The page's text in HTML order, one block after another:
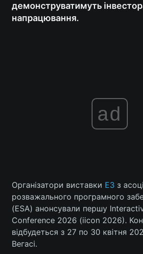
Головна Війна
Україна
демонструватимуть
напрацювання.
ad
Організатори виставки E3 з
розважального програмного
(ESA) анонсували першу
Conference 2026 (iicon 2026).
відбудеться з 27 по 30 квітня
Вегасі.